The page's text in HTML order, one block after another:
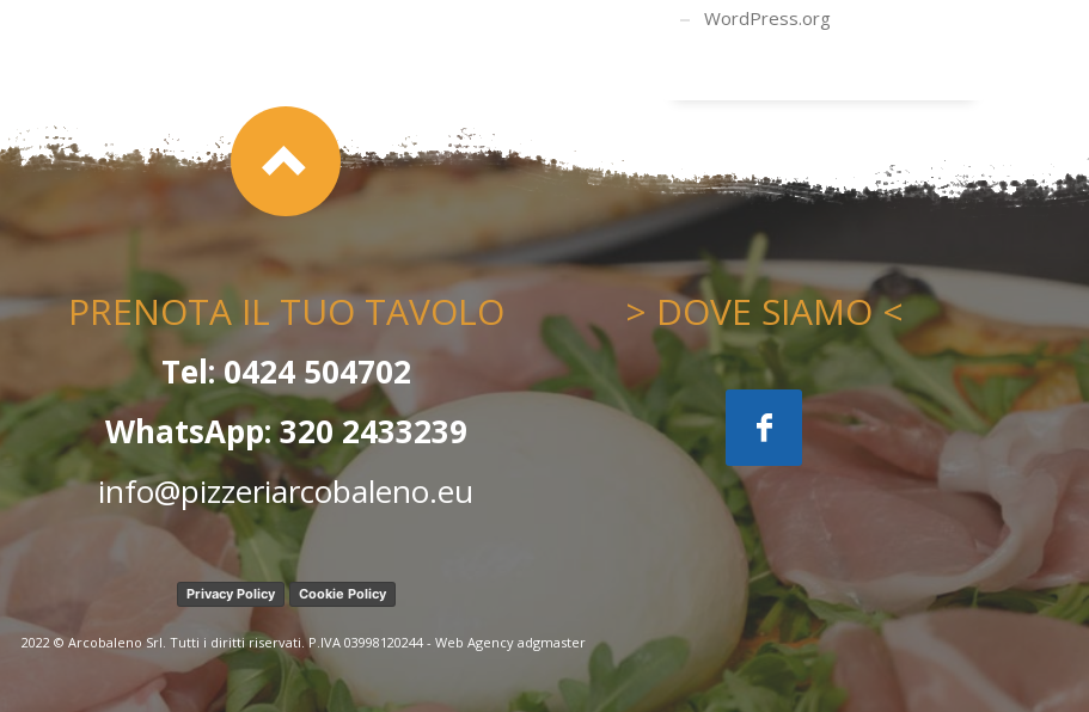
WordPress.org
PRENOTA IL TUO TAVOLO
Tel: 0424 504702
WhatsApp: 320 2433239
info@pizzeriarcobaleno.eu
> DOVE SIAMO <
Privacy Policy Cookie Policy
2022 © Arcobaleno Srl. Tutti i diritti riservati. P.IVA 03998120244 - Web Agency adgmaster